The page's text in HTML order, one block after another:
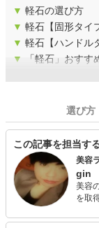
▼ 軽石の選び方
▼ 軽石【固形タイ
▼ 軽石【ハンドル
▼
「軽石」おす
選び方
この記事を担当す
美容
gin
美容
を取得。 その後、化粧品メーカーのビ
子育て